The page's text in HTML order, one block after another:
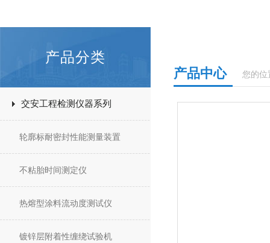
产品分类
交安工程检测仪器系列
轮廓标耐密封性能测量装置
不粘胎时间测定仪
热熔型涂料流动度测试仪
镀锌层附着性缠绕试验机
您的位
产品中心